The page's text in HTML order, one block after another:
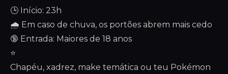
🕒 Início: 23h
🌧️ Em caso de chuva, os portões abrem mais cedo
🔞 Entrada: Maiores de 18 anos
⭐
Chapéu, xadrez, make temática ou teu Pokémon